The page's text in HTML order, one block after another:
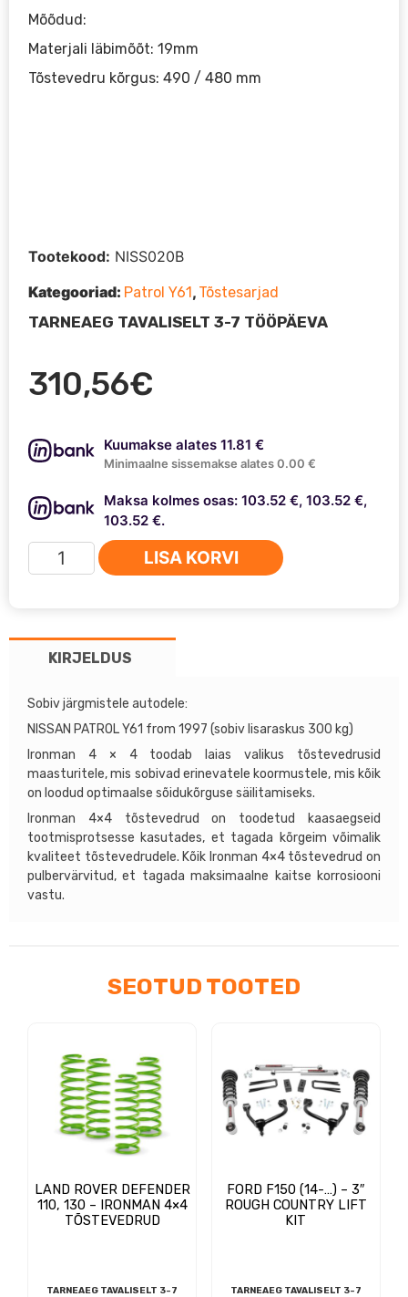
310,56€
Mõõdud:
Materjali läbimõõt: 19mm
Tõstevedru kõrgus: 490 / 480 mm
Kuumakse alates 11.81 €
Minimaalne sissemakse alates 0.00 €
Maksa kolmes osas: 103.52 €, 103.52 €,
103.52 €.
Ironman
4x4
Nissan
+2"
kogus
LISA KORVI
Tootekood: NISS020B
Kategooriad: Patrol Y61, Tõstesarjad
TARNEAEG TAVALISELT 3-7 TÖÖPÄEVA
KIRJELDUS
Sobiv järgmistele autodele:
NISSAN PATROL Y61 from 1997 (sobiv lisaraskus 300 kg)
Ironman 4 × 4 toodab laias valikus tõstevedrusid
maasturitele, mis sobivad erinevatele koormustele, mis kõik
on loodud optimaalse sõidukõrguse säilitamiseks.
Ironman 4×4 tõstevedrud on toodetud kaasaegseid
tootmisprotsesse kasutades, et tagada kõrgeim võimalik
kvaliteet tõstevedrudele. Kõik Ironman 4×4 tõstevedrud on
pulbervärvitud, et tagada maksimaalne kaitse korrosiooni
vastu.
SEOTUD TOOTED
LAND ROVER DEFENDER
110, 130 – IRONMAN 4×4
TÕSTEVEDRUD
TARNEAEG TAVALISELT 3-7
FORD F150 (14-…) – 3″
ROUGH COUNTRY LIFT
KIT
TARNEAEG TAVALISELT 3-7